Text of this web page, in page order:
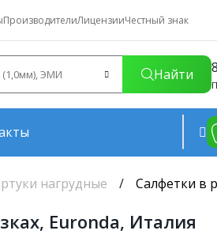
ПроизводителиЛицензииЧестный знак
Найти
нагрудные Салфетки в
Euronda, Италия